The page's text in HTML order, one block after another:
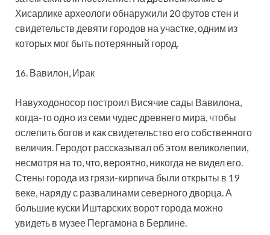
Хисарлике археологи обнаружили 20 футов стен и
свидетельств девяти городов на участке, одним из
которых мог быть потерянный город.
16. Вавилон, Ирак
Навуходоносор построил Висячие сады Вавилона,
когда-то одно из семи чудес древнего мира, чтобы
ослепить богов и как свидетельство его собственного
величия. Геродот рассказывал об этом великолепии,
несмотря на то, что, вероятно, никогда не видел его.
Стены города из грязи-кирпича были открыты в 19
веке, наряду с развалинами северного дворца. А
большие куски Иштарских ворот города можно
увидеть в музее Пергамона в Берлине.